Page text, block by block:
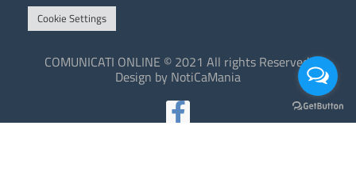
Cookie Settings
COMUNICATI ONLINE © 2021 All rights Reserved.
Design by NotiCaMania